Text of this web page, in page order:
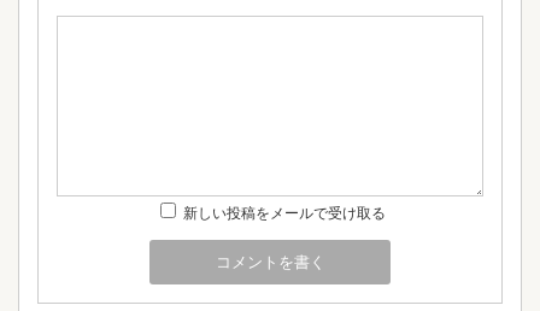
新しい投稿をメールで受け取る